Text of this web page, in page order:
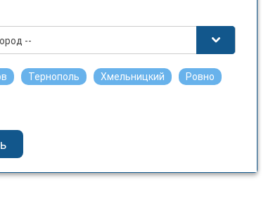
--
Тернополь Хмельницкий Ровно